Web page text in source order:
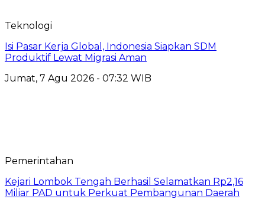
Teknologi
​Isi Pasar Kerja Global, Indonesia Siapkan SDM
Produktif Lewat Migrasi Aman
Jumat, 7 Agu 2026 - 07:32 WIB
Pemerintahan
Kejari Lombok Tengah Berhasil Selamatkan Rp2,16
Miliar PAD untuk Perkuat Pembangunan Daerah